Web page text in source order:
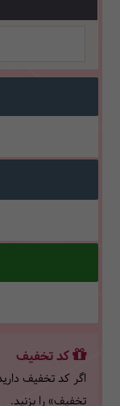
کد تخفیف
اگر کد تخفیف
تخفیف» را بزنید.